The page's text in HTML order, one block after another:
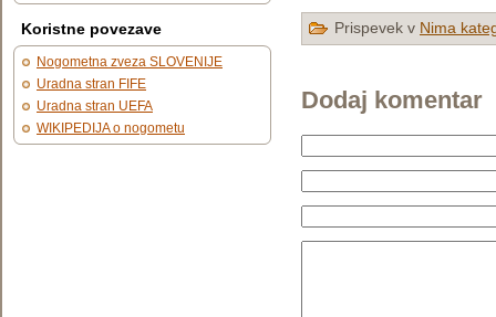
Koristne povezave
Nogometna zveza SLOVENIJE
Uradna stran FIFE
Uradna stran UEFA
WIKIPEDIJA o nogometu
Prispevek v Nima
Dodaj komentar